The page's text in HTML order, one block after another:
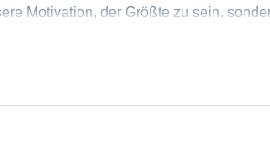
e Motivation, der Größte zu sein,
bewegen wollen.
die Lust haben, mit uns zu wachsen